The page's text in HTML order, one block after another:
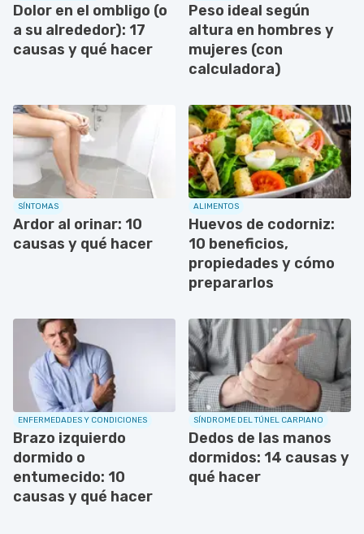
Dolor en el ombligo (o
a su alrededor): 17
causas y qué hacer
Peso ideal según
altura en hombres y
mujeres (con
calculadora)
SÍNTOMAS
Ardor al orinar: 10
causas y qué hacer
ALIMENTOS
Huevos de codorniz:
10 beneficios,
propiedades y cómo
prepararlos
ENFERMEDADES Y CONDICIONES
Brazo izquierdo
dormido o
entumecido: 10
causas y qué hacer
SÍNDROME DEL TÚNEL CARPIANO
Dedos de las manos
dormidos: 14 causas y
qué hacer